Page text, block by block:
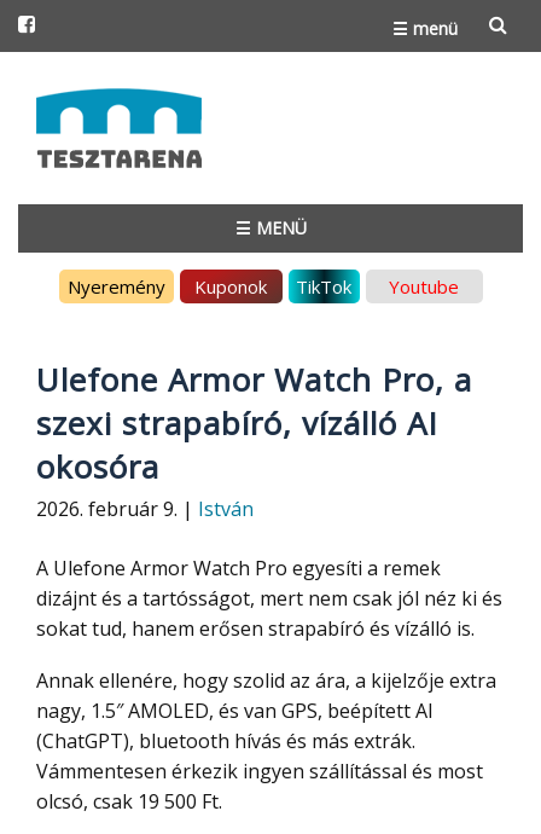
☰ menü
to
content
☰ MENÜ
Nyeremény Kuponok TikTok Youtube
Ulefone Armor Watch Pro, a
szexi strapabíró, vízálló AI
okosóra
2026. február 9. | István
A Ulefone Armor Watch Pro egyesíti a remek
dizájnt és a tartósságot, mert nem csak jól néz ki és
sokat tud, hanem erősen strapabíró és vízálló is.
Annak ellenére, hogy szolid az ára, a kijelzője extra
nagy, 1.5″ AMOLED, és van GPS, beépített AI
(ChatGPT), bluetooth hívás és más extrák.
Vámmentesen érkezik ingyen szállítással és most
olcsó, csak 19 500 Ft.